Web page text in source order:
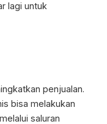
lagi untuk
penjualan.
bisa melakukan
saluran